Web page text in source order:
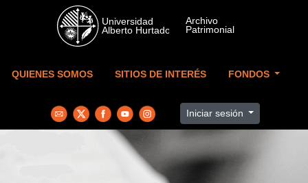
Skip to main content
QUIENES SOMOS SITIOS DE INTERÉS FONDOS
Iniciar sesión